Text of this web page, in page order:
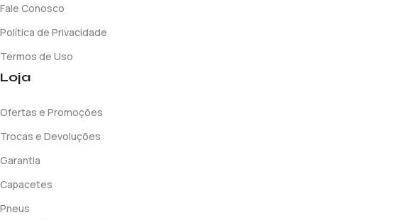
Fale Conosco
Política de Privacidade
Termos de Uso
Loja
Ofertas e Promoções
Trocas e Devoluções
Garantia
Capacetes
Pneus